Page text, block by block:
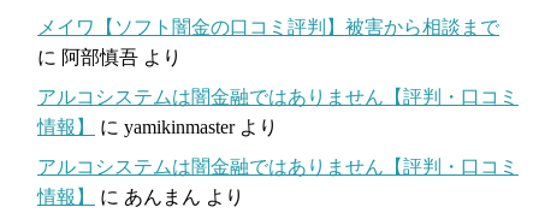
メイワ【ソフト闇金の口コミ評判】被害から相談まで
に 阿部慎吾 より
アルコシステムは闇金融ではありません【評判・口コミ
情報】
に yamikinmasterより
アルコシステムは闇金融ではありません【評判・口コミ
情報】
に あんまん より